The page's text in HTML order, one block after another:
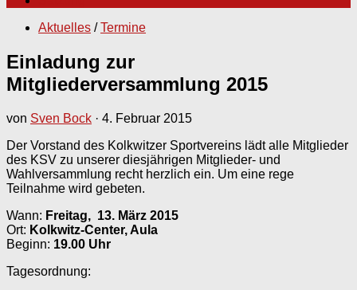
Aktuelles / Termine
Einladung zur
Mitgliederversammlung 2015
von Sven Bock · 4. Februar 2015
Der Vorstand des Kolkwitzer Sportvereins lädt alle Mitglieder
des KSV zu unserer diesjährigen Mitglieder- und
Wahlversammlung recht herzlich ein. Um eine rege
Teilnahme wird gebeten.
Wann: Freitag, 13. März 2015
Ort: Kolkwitz-Center, Aula
Beginn: 19.00 Uhr
Tagesordnung: